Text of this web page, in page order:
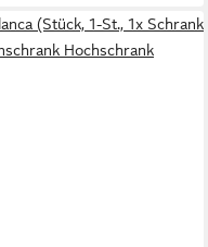
(Stück, 1-St., 1x Schrank
Hochschrank